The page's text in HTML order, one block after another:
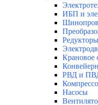
ИБП и
Крановое
РВД и
Насосы